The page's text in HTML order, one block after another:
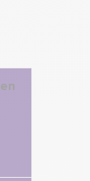
en